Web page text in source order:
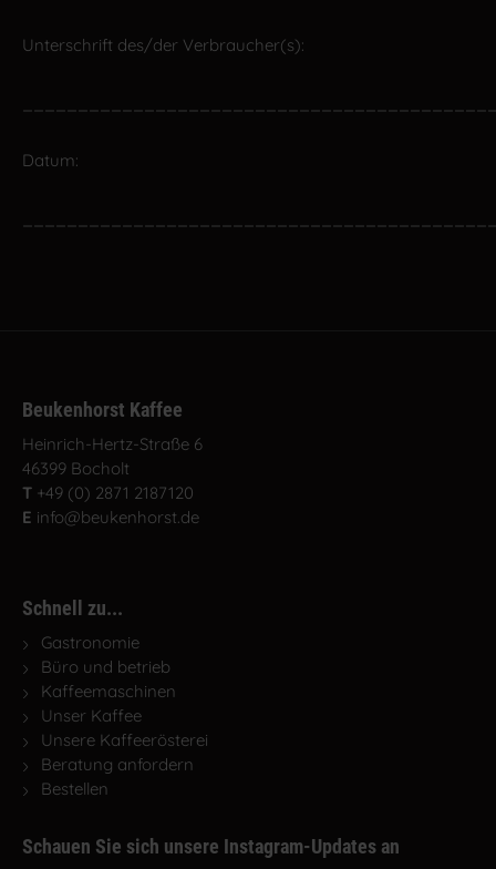
Unterschrift des/der Verbraucher(s):
Datum:
Beukenhorst Kaffee
Heinrich-Hertz-Straße 6
46399 Bocholt
T +49 (0) 2871 2187120
E info@beukenhorst.de
Schnell zu...
Gastronomie
Büro und betrieb
Kaffeemaschinen
Unser Kaffee
Unsere Kaffeerösterei
Beratung anfordern
Bestellen
Schauen Sie sich unsere Instagram-Updates an